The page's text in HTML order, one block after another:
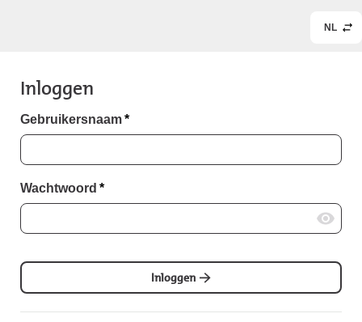
NL
Inloggen
Gebruikersnaam*
Wachtwoord *
Inloggen